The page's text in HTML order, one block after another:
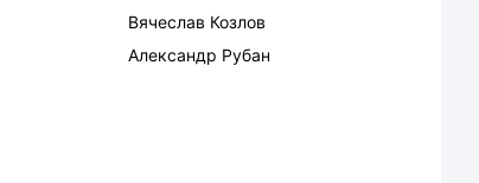
Вячеслав Козлов
Александр Рубан